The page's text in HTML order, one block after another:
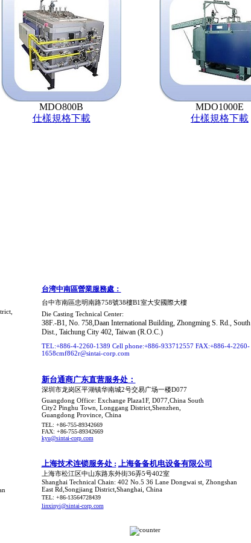
MDO800B
仕樣規格下載
MDO1000E
仕樣規格下載
台湾中南區營業服務處：
台中市南區忠明南路758號38樓B1室大安國際大樓
Die Casting Technical Center:
38F.-B1, No. 758,Daan International Building, Zhongming S. Rd., South
Dist., Taichung City 402, Taiwan (R.O.C.)
TEL:+886-4-2260-1389 Cell phone:+886-933712557 FAX:+886-4-2260-
1658cmf862r@sintai-corp.com
新台通商广东直营服务处：
深圳市龙岗区平湖镇华南城2号交易广场一楼D077
Guangdong Office: Exchange Plaza1F, D077,China South
City2 Pinghu Town, Longgang District,Shenzhen,
Guangdong Province, China
TEL: +86-755-89342669
FAX: +86-755-89342669
kyu@sintai-corp.com
上海技术连锁服务处 : 上海备备机电设备有限公司
上海市松江区中山东路东外街36弄5号402室
Shanghai Technical Chain: 402 No.5 36 Lane Dongwai st, Zhongshan
East Rd,Songjiang District,Shanghai, China
TEL: +86-13564728439
linxinyi@sintai-corp.com